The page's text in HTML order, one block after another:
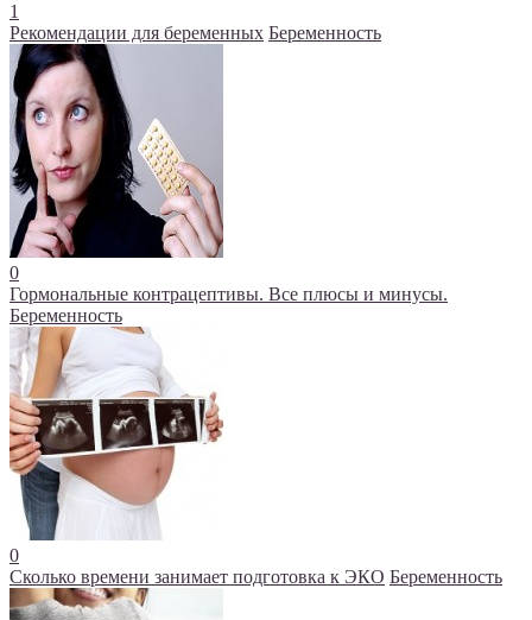
1
Рекомендации для беременных Беременность
0
Гормональные контрацептивы. Все плюсы и минусы.
Беременность
0
Сколько времени занимает подготовка к ЭКО Беременность